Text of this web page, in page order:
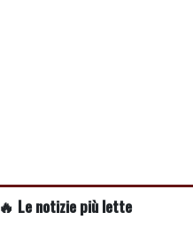
🔥 Le notizie più lette